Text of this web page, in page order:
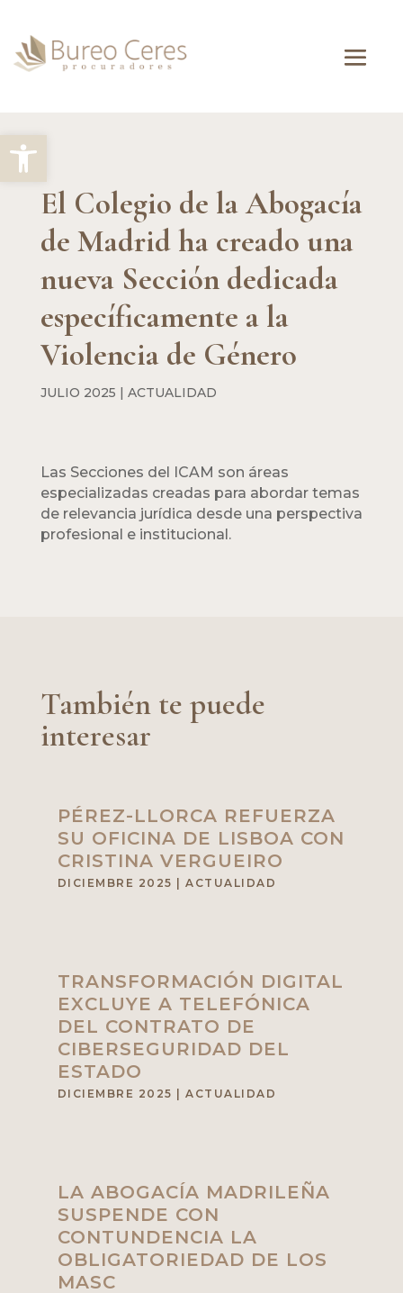
Abrir barra de herramientas
El Colegio de la Abogacía
de Madrid ha creado una
nueva Sección dedicada
específicamente a la
Violencia de Género
JULIO 2025 | ACTUALIDAD
Las Secciones del ICAM son áreas
especializadas creadas para abordar temas
de relevancia jurídica desde una perspectiva
profesional e institucional.
También te puede
interesar
PÉREZ-LLORCA REFUERZA
SU OFICINA DE LISBOA CON
CRISTINA VERGUEIRO
DICIEMBRE 2025 |ACTUALIDAD
TRANSFORMACIÓN DIGITAL
EXCLUYE A TELEFÓNICA
DEL CONTRATO DE
CIBERSEGURIDAD DEL
ESTADO
DICIEMBRE 2025 |ACTUALIDAD
LA ABOGACÍA MADRILEÑA
SUSPENDE CON
CONTUNDENCIA LA
OBLIGATORIEDAD DE LOS
MASC